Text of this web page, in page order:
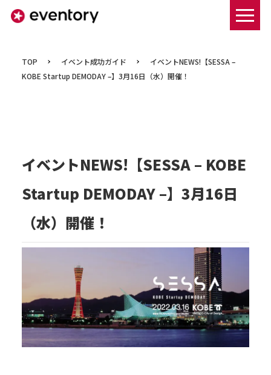
TOP イベント成功ガイド
イベントNEWS!【SESSA –
KOBE Startup DEMODAY –】3月16日（水）開催！
イベントNEWS!【SESSA – KOBE
Startup DEMODAY –】3月16日
（水）開催！